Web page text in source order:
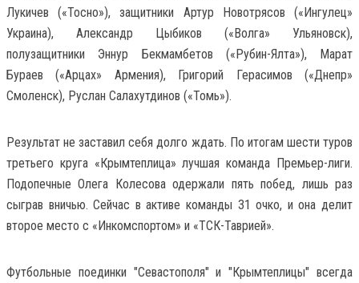
Лукичев («Тосно»), защитники Артур Новотрясов («Ингулец»
Украина), Александр Цыбиков («Волга» Ульяновск),
полузащитники Эннур Бекмамбетов («Рубин-Ялта»), Марат
Бураев («Арцах» Армения), Григорий Герасимов («Днепр»
Смоленск), Руслан Салахутдинов («Томь»).
Результат не заставил себя долго ждать. По итогам шести туров
третьего круга «Крымтеплица» лучшая команда Премьер-лиги.
Подопечные Олега Колесова одержали пять побед, лишь раз
сыграв вничью. Сейчас в активе команды 31 очко, и она делит
второе место с «Инкомспортом» и «ТСК-Таврией».
Футбольные поединки "Севастополя" и "Крымтеплицы" всегда